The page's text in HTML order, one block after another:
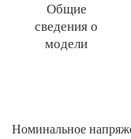
Общие
сведения о
модели
Номинальное